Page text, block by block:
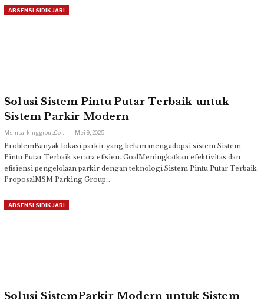
ABSENSI SIDIK JARI
Solusi Sistem Pintu Putar Terbaik untuk
Sistem Parkir Modern
Mei 9, 2025
ProblemBanyak lokasi parkir yang belum mengadopsi sistem Sistem
Pintu Putar Terbaik secara efisien. GoalMeningkatkan efektivitas dan
efisiensi pengelolaan parkir dengan teknologi Sistem Pintu Putar Terbaik.
ProposalMSM Parking Group…
ABSENSI SIDIK JARI
Solusi SistemParkir Modern untuk Sistem